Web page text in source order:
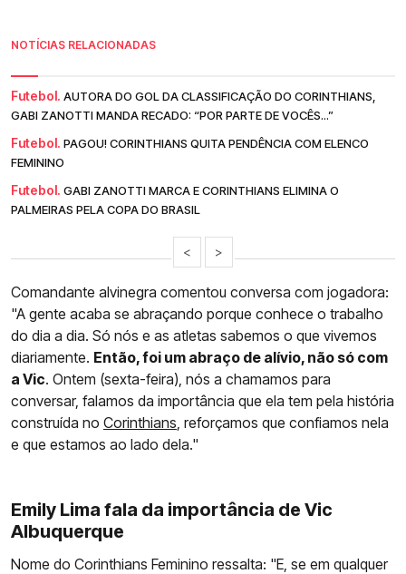
NOTÍCIAS RELACIONADAS
Futebol. AUTORA DO GOL DA CLASSIFICAÇÃO DO CORINTHIANS,
GABI ZANOTTI MANDA RECADO: “POR PARTE DE VOCÊS...”
Futebol. PAGOU! CORINTHIANS QUITA PENDÊNCIA COM ELENCO
FEMININO
Futebol. GABI ZANOTTI MARCA E CORINTHIANS ELIMINA O
PALMEIRAS PELA COPA DO BRASIL
< >
Comandante alvinegra comentou conversa com jogadora:
"A gente acaba se abraçando porque conhece o trabalho
do dia a dia. Só nós e as atletas sabemos o que vivemos
diariamente. Então, foi um abraço de alívio, não só com
a Vic. Ontem (sexta-feira), nós a chamamos para
conversar, falamos da importância que ela tem pela história
construída no Corinthians , reforçamos que confiamos nela
e que estamos ao lado dela."
Emily Lima fala da importância de Vic
Albuquerque
Nome do Corinthians Feminino ressalta: "E, se em qualquer